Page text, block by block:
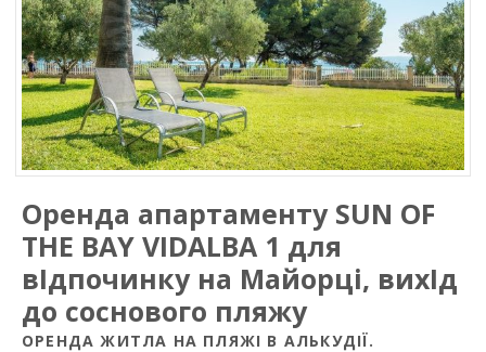
Оренда апартаменту SUN OF
THE BAY VIDALBA 1 для
вIдпочинку на Майорці, вихIд
до соснового пляжу
ОРЕНДА ЖИТЛА НА ПЛЯЖІ В АЛЬКУДІЇ.